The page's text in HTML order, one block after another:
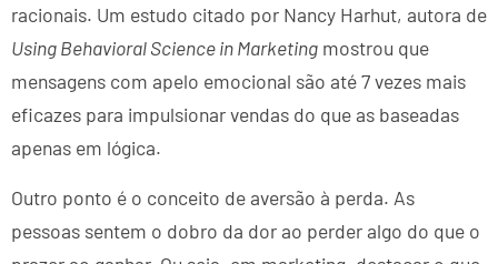
racionais. Um estudo citado por Nancy Harhut, autora de
Using Behavioral Science in Marketing mostrou que
mensagens com apelo emocional são até 7 vezes mais
eficazes para impulsionar vendas do que as baseadas
apenas em lógica.
Outro ponto é o conceito de aversão à perda. As
pessoas sentem o dobro da dor ao perder algo do que o